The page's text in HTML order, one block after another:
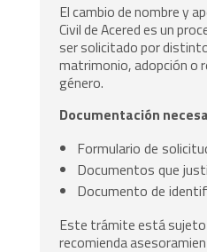
El cambio de nombre y
Civil de Acered es un
ser solicitado por
matrimonio, adopción o
género.
Documentación
Formulario de
Documentos que
Documento de
Este trámite está sujeto
recomienda